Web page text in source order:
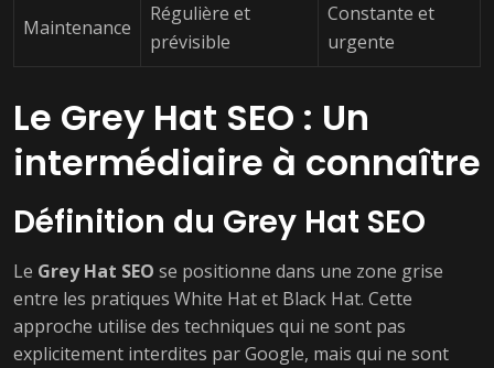
Maintenance
Régulière et
prévisible
Constante et
urgente
Le Grey Hat SEO : Un
intermédiaire à connaître
Définition du Grey Hat SEO
Le Grey Hat SEO se positionne dans une zone grise
entre les pratiques White Hat et Black Hat. Cette
approche utilise des techniques qui ne sont pas
explicitement interdites par Google, mais qui ne sont